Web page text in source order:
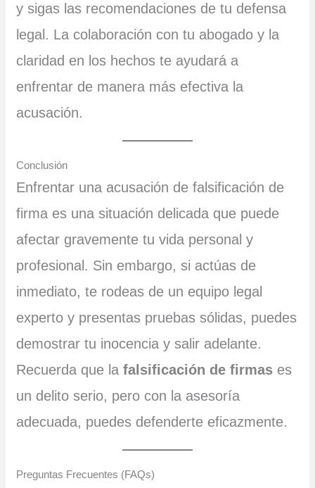
y sigas las recomendaciones de tu defensa
legal. La colaboración con tu abogado y la
claridad en los hechos te ayudará a
enfrentar de manera más efectiva la
acusación.
Conclusión
Enfrentar una acusación de falsificación de
firma es una situación delicada que puede
afectar gravemente tu vida personal y
profesional. Sin embargo, si actúas de
inmediato, te rodeas de un equipo legal
experto y presentas pruebas sólidas, puedes
demostrar tu inocencia y salir adelante.
Recuerda que lafalsificación de firmas es
un delito serio, pero con la asesoría
adecuada, puedes defenderte eficazmente.
Preguntas Frecuentes (FAQs)